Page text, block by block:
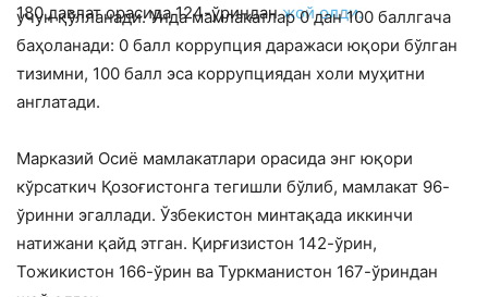
180 давлат орасида 124-ўринданжой олди.
учун қўлланади. Унда мамлакатлар 0 дан 100 баллгача
баҳоланади: 0 балл коррупция даражаси юқори бўлган
тизимни, 100 балл эса коррупциядан холи муҳитни
англатади.
Марказий Осиё мамлакатлари орасида энг юқори
кўрсаткич Қозоғистонга тегишли бўлиб, мамлакат 96-
ўринни эгаллади. Ўзбекистон минтақада иккинчи
натижани қайд этган. Қирғизистон 142-ўрин,
Тожикистон 166-ўрин ва Туркманистон 167-ўриндан